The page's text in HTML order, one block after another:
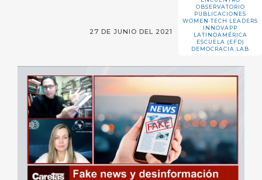
OBSERVATORIO
PUBLICACIONES
WOMEN TECH LEADERS
INNOVAPP
LATINOAMÉRICA
ESCUELA (EFD)
DEMOCRACIA.LAB
27 DE JUNIO DEL 2021